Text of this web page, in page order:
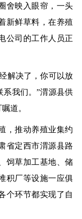
舍映入眼帘，一头
新鲜草料，在养殖
公司的工作人员正
解决了，你可以放
系我们。”渭源县供
道。
推动养殖业集约
省定西市渭源县路
饲草加工基地、储
积厂等设施一应俱
个环节都实现了自